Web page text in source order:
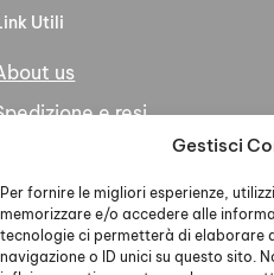
Gestisci
Per fornire le migliori esperienze,
memorizzare e/o accedere alle
tecnologie ci permetterà di elaborare
navigazione o ID unici su questo sito.
Utili
us
e resi
Social